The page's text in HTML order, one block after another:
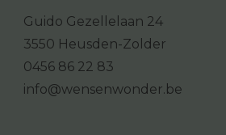
Guido Gezellelaan 24
3550 Heusden-Zolder
0456 86 22 83
info@wensenwonder.be